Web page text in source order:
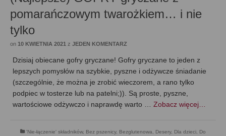
pomarańczowym twarożkiem… i nie
tylko
on 10 KWIETNIA 2021 z JEDEN KOMENTARZ
Dzisiaj obiecane gofry gryczane! Gofry gryczane to jeden z
lepszych pomysłów na szybkie, pyszne i odżywcze śniadanie
(szczególnie, że można je zrobić wieczorem, a rano tylko
podpiec w tosterze lub na patelni;)). Są proste, pyszne,
wartościowe odżywczo i naprawdę warto … Zobacz więcej…
'Nie-łączenie' składników, Bez pszenicy, Bezglutenowa Desery, Dla dzieci Do